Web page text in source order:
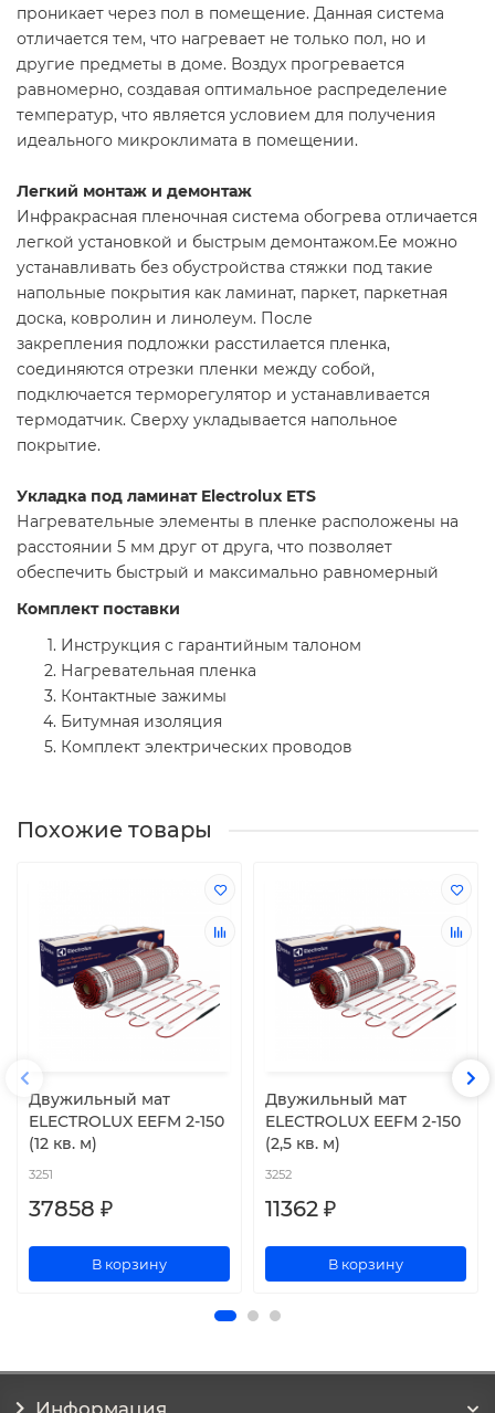
проникает через пол в помещение. Данная система
отличается тем, что нагревает не только пол, но и
другие предметы в доме. Воздух прогревается
равномерно, создавая оптимальное распределение
температур, что является условием для получения
идеального микроклимата в помещении.
Легкий монтаж и демонтаж
Инфракрасная пленочная система обогрева отличается
легкой установкой и быстрым демонтажом.Ее можно
устанавливать без обустройства стяжки под такие
напольные покрытия как ламинат, паркет, паркетная
доска, ковролин и линолеум. После
закрепления подложки расстилается пленка,
соединяются отрезки пленки между собой,
подключается терморегулятор и устанавливается
термодатчик. Сверху укладывается напольное
покрытие.
Укладка под ламинат Electrolux ETS
Нагревательные элементы в пленке расположены на
расстоянии 5 мм друг от друга, что позволяет
обеспечить быстрый и максимально равномерный
Комплект поставки
Инструкция с гарантийным талоном
Нагревательная пленка
Контактные зажимы
Битумная изоляция
Комплект электрических проводов
Похожие товары
Двужильный мат
ELECTROLUX EEFM 2-150
(12 кв. м)
3251
37858 ₽
В корзину
Двужильный мат
ELECTROLUX EEFM 2-150
(2,5 кв. м)
3252
11362 ₽
В корзину
Информация